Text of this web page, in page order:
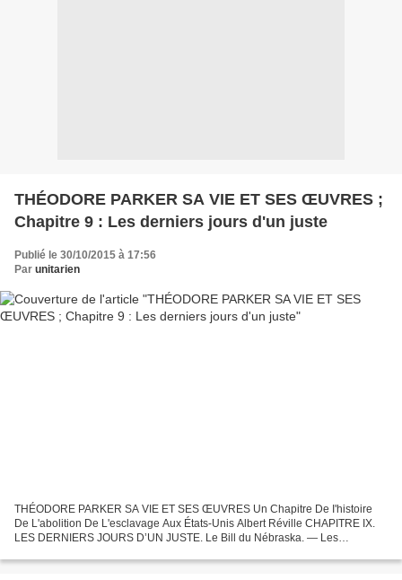
THÉODORE PARKER SA VIE ET SES ŒUVRES ;
Chapitre 9 : Les derniers jours d'un juste
Publié le 30/10/2015 à 17:56
Par unitarien
THÉODORE PARKER SA VIE ET SES ŒUVRES Un Chapitre De I'histoire
De L'abolition De L'esclavage Aux États-Unis Albert Réville CHAPITRE IX.
LES DERNIERS JOURS D’UN JUSTE. Le Bill du Nébraska. — Les